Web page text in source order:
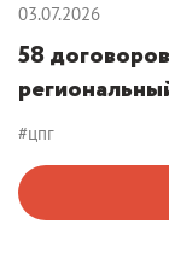
03.07.2026
58
#цпг